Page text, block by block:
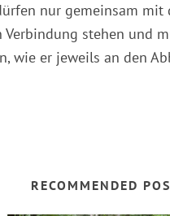
nur gemeinsam mit
stehen und
wie er jeweils an den
RECOMMENDED